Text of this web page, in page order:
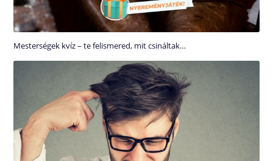
Mesterségek kvíz – te felismered, mit csináltak…